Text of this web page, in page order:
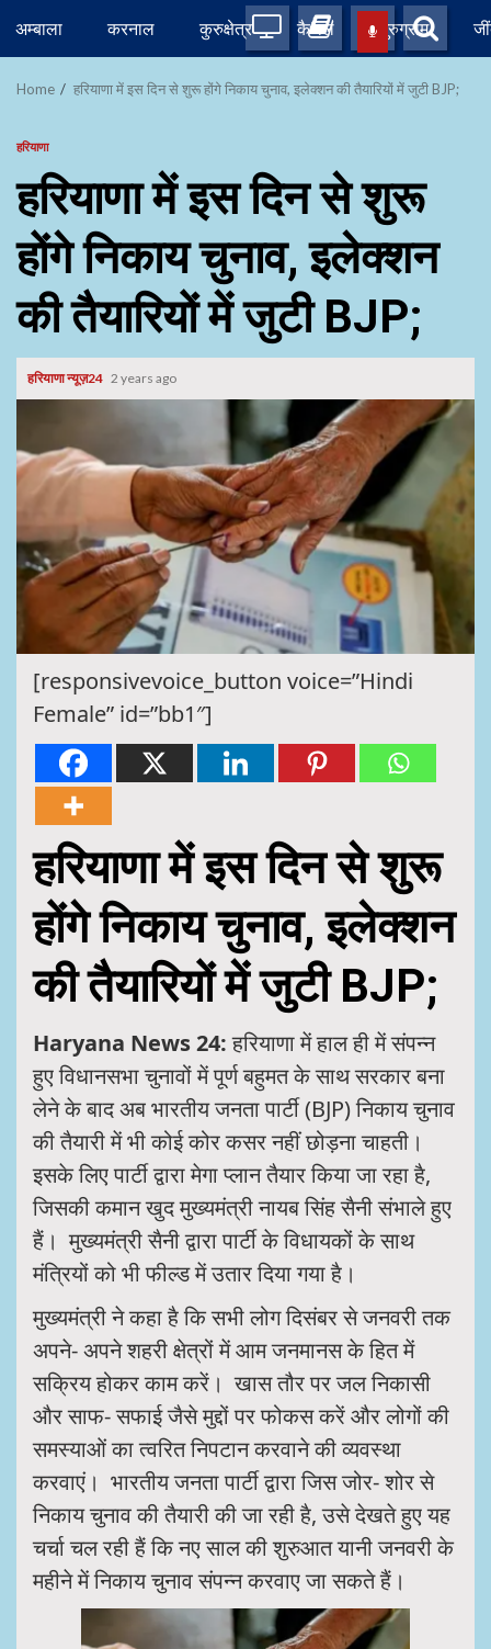
content
अम्बाला करनाल कुरुक्षेत्र कैथल गुरुग्राम
Home हरियाणा में इस दिन से शुरू होंगे निकाय चुनाव, इलेक्शन की तैयारियों में जुटी BJP;
हरियाणा
हरियाणा में इस दिन से शुरू
होंगे निकाय चुनाव, इलेक्शन
की तैयारियों में जुटी BJP;
हरियाणा न्यूज़24 2 years ago
[responsivevoice_button voice=”Hindi
Female” id=”bb1″]
हरियाणा में इस दिन से शुरू
होंगे निकाय चुनाव, इलेक्शन
की तैयारियों में जुटी BJP;
Haryana News 24:हरियाणा में हाल ही में संपन्न
हुए विधानसभा चुनावों में पूर्ण बहुमत के साथ सरकार बना
लेने के बाद अब भारतीय जनता पार्टी (BJP) निकाय चुनाव
की तैयारी में भी कोई कोर कसर नहीं छोड़ना चाहती।
इसके लिए पार्टी द्वारा मेगा प्लान तैयार किया जा रहा है,
जिसकी कमान खुद मुख्यमंत्री नायब सिंह सैनी संभाले हुए
हैं। मुख्यमंत्री सैनी द्वारा पार्टी के विधायकों के साथ
मंत्रियों को भी फील्ड में उतार दिया गया है।
मुख्यमंत्री ने कहा है कि सभी लोग दिसंबर से जनवरी तक
अपने- अपने शहरी क्षेत्रों में आम जनमानस के हित में
सक्रिय होकर काम करें। खास तौर पर जल निकासी
और साफ- सफाई जैसे मुद्दों पर फोकस करें और लोगों की
समस्याओं का त्वरित निपटान करवाने की व्यवस्था
करवाएं। भारतीय जनता पार्टी द्वारा जिस जोर- शोर से
निकाय चुनाव की तैयारी की जा रही है, उसे देखते हुए यह
चर्चा चल रही हैं कि नए साल की शुरुआत यानी जनवरी के
महीने में निकाय चुनाव संपन्न करवाए जा सकते हैं।